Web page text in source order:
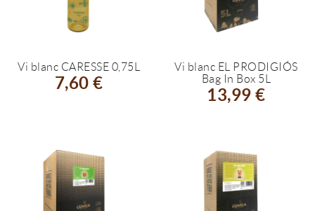
Vi blanc CARESSE 0,75L
7,60 €
Vi blanc EL PRODIGIÓS
Bag In Box 5L
13,99 €